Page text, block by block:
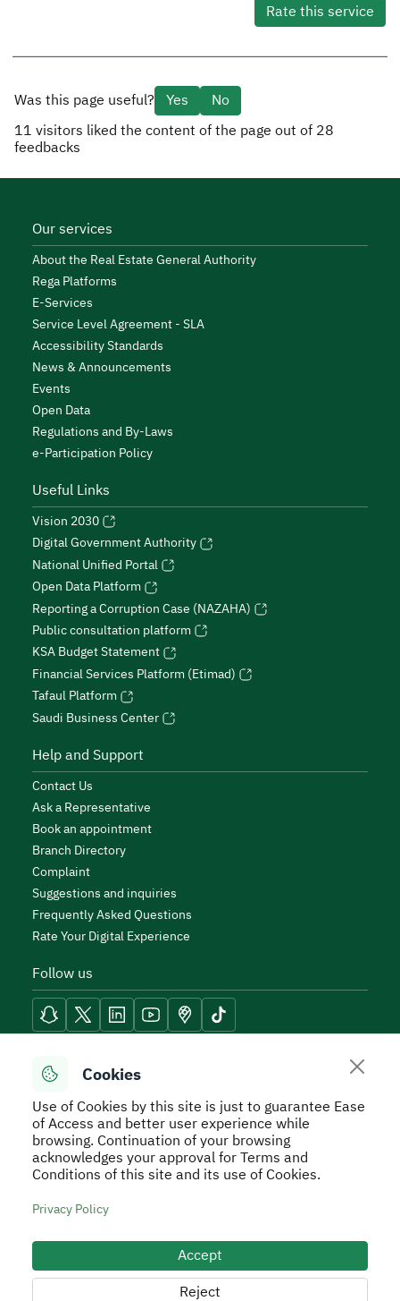
Cookies
Use of Cookies by this site is just to guarantee Ease
of Access and better user experience while
browsing. Continuation of your browsing
acknowledges your approval for Terms and
Conditions of this site and its use of Cookies.
Privacy Policy
Accept
Reject
Rate this service
Was this page useful? Yes
No
11 visitors liked the content of the page out of 28
feedbacks
Our services
About the Real Estate General Authority
Rega Platforms
E-Services
Service Level Agreement - SLA
Accessibility Standards
News & Announcements
Events
Open Data
Regulations and By-Laws
e-Participation Policy
Useful Links
Vision 2030
Digital Government Authority
National Unified Portal
Open Data Platform
Reporting a Corruption Case (NAZAHA)
Public consultation platform
KSA Budget Statement
Financial Services Platform (Etimad)
Tafaul Platform
Saudi Business Center
Help and Support
Contact Us
Ask a Representative
Book an appointment
Branch Directory
Complaint
Suggestions and inquiries
Frequently Asked Questions
Rate Your Digital Experience
Follow us
Reach Tools
Secure Usage Policy Privacy Policy
Service Level
2026
Developed and Operated by the Real Estate General
Authority